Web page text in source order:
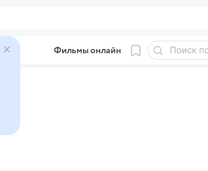
Фильмы онлайн